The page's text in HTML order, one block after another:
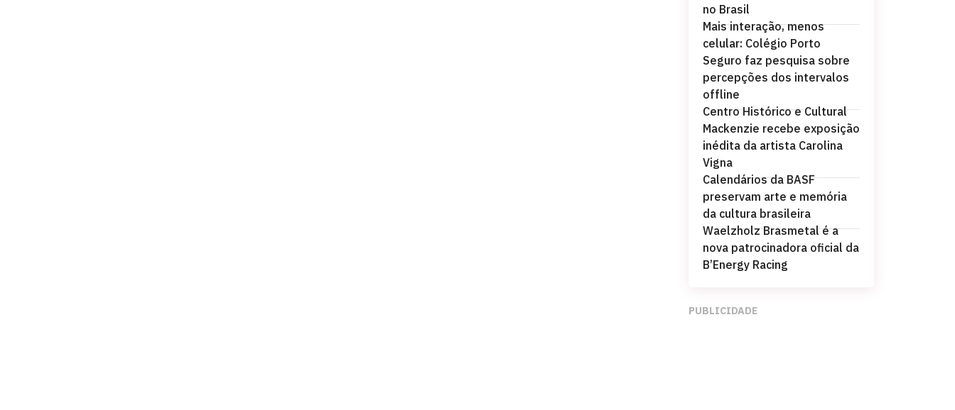
no Brasil
Mais interação, menos
celular: Colégio Porto
Seguro faz pesquisa sobre
percepções dos intervalos
offline
Centro Histórico e Cultural
Mackenzie recebe exposição
inédita da artista Carolina
Vigna
Calendários da BASF
preservam arte e memória
da cultura brasileira
Waelzholz Brasmetal é a
nova patrocinadora oficial da
B’Energy Racing
PUBLICIDADE